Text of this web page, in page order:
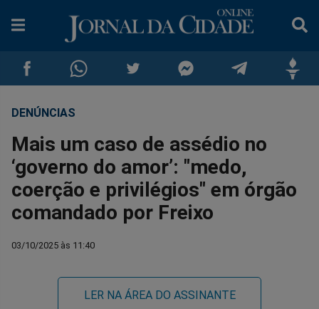
Compartilhar
no
Facebook
Compartilhar
no
Whatsapp
no
Twitter
no
Messenger
no
TelegramGettr
DENÚNCIAS
Mais um caso de assédio no
‘governo do amor’: "medo,
coerção e privilégios" em órgão
comandado por Freixo
03/10/2025 às 11:40
LER NA ÁREA DO ASSINANTE